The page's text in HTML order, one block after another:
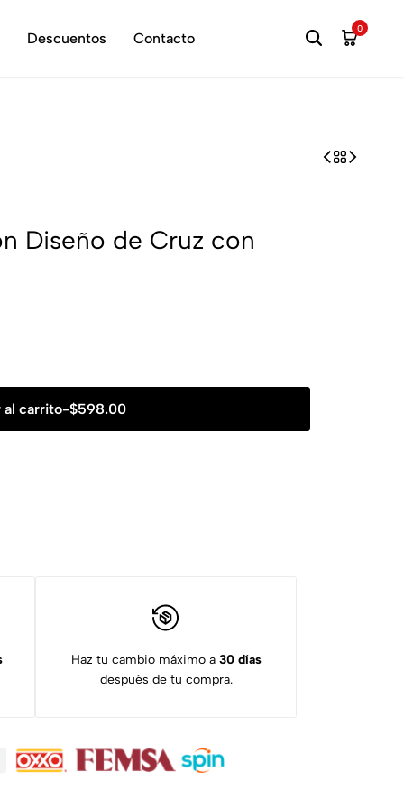
Descuentos Contacto
0
Diseño de Cruz con
al carrito-$598.00
Haz tu cambio máximo a 30 días
después de tu compra.